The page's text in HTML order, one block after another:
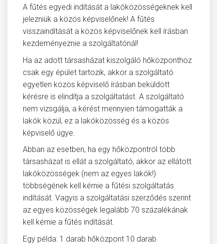
A fűtés egyedi indítását a lakóközösségeknek kell
jelezniük a közös képviselőnek! A fűtés
visszaindítását a közös képviselőnek kell írásban
kezdeményeznie a szolgáltatónál!
Ha az adott társasházat kiszolgáló hőközponthoz
csak egy épület tartozik, akkor a szolgáltató
egyetlen közös képviselő írásban beküldött
kérésre is elindítja a szolgáltatást. A szolgáltató
nem vizsgálja, a kérést mennyien támogatták a
lakók közül, ez a lakóközösség és a közös
képviselő ügye.
Abban az esetben, ha egy hőközpontról több
társasházat is ellát a szolgáltató, akkor az ellátott
lakóközösségek (nem az egyes lakók!)
többségének kell kérnie a fűtési szolgáltatás
indítását. Vagyis a szolgáltatási szerződés szerint
az egyes közösségek legalább 70 százalékának
kell kérnie a fűtés indítását.
Egy példa: 1 darab hőközpont 10 darab